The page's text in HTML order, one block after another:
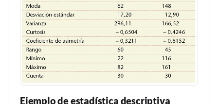
Ejemplo de estadística descriptiva